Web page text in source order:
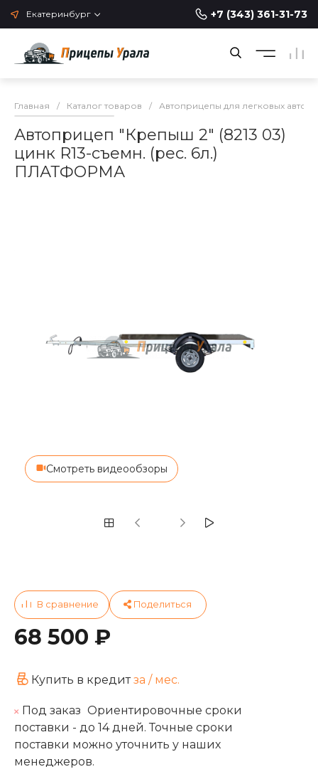
Екатеринбург +7 (343) 361-31-73
Главная / Каталог товаров / Автоприцепы для легковых
Автоприцеп "Крепыш 2" (8213 03)
цинк R13-съемн. (рес. 6л.)
ПЛАТФОРМА
Смотреть видеообзоры
68 500 ₽
Купить в кредитза / мес.
Под заказ Ориентировочные сроки
поставки - до 14 дней. Точные сроки
поставки можно уточнить у наших
менеджеров.